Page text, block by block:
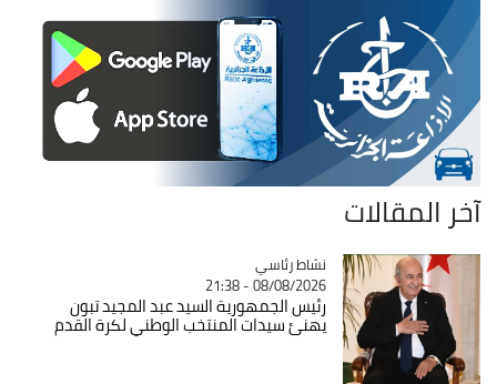
آخر المقالات
Catégorie
نشاط رئاسي
08/08/2026 - 21:38
رئيس الجمهورية السيد عبد المجيد تبون
يهنئ سيدات المنتخب الوطني لكرة القدم